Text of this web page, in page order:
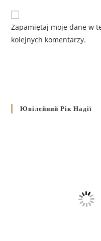
Zapamiętaj moje dane w
kolejnych komentarzy.
Ювілейний Рік Надії